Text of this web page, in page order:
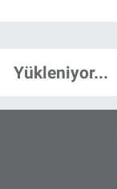
Yükleniyor...